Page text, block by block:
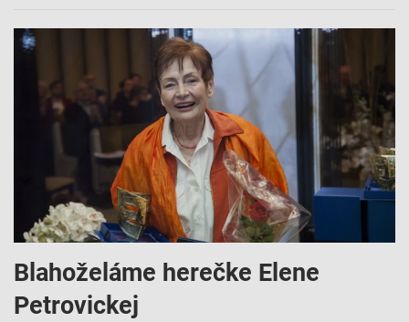
Blahoželáme herečke Elene
Petrovickej